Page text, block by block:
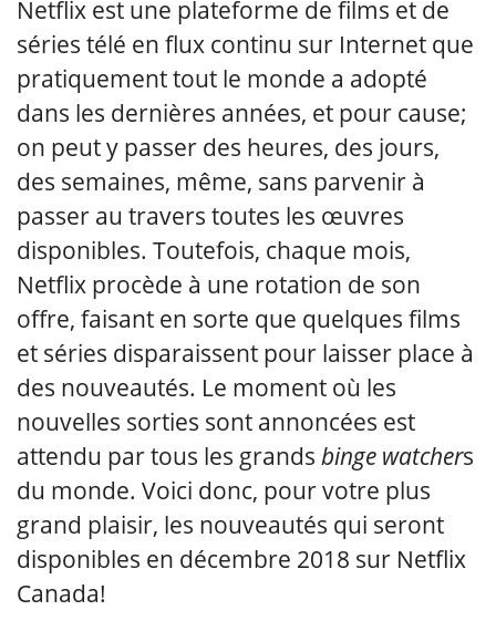
Netflix est une plateforme de films et de
séries télé en flux continu sur Internet que
pratiquement tout le monde a adopté
dans les dernières années, et pour cause;
on peut y passer des heures, des jours,
des semaines, même, sans parvenir à
passer au travers toutes les œuvres
disponibles. Toutefois, chaque mois,
Netflix procède à une rotation de son
offre, faisant en sorte que quelques films
et séries disparaissent pour laisser place à
des nouveautés. Le moment où les
nouvelles sorties sont annoncées est
attendu par tous les grands binge watchers
du monde. Voici donc, pour votre plus
grand plaisir, les nouveautés qui seront
disponibles en décembre 2018 sur Netflix
Canada!